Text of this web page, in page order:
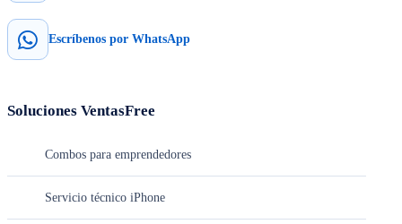
Escríbenos por WhatsApp
Soluciones VentasFree
Combos para emprendedores
Servicio técnico iPhone